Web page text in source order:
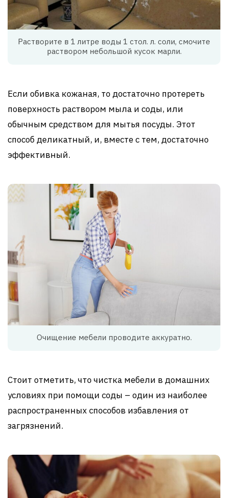
Растворите в 1 литре воды 1 стол. л. соли, смочите
раствором небольшой кусок марли.
Если обивка кожаная, то достаточно протереть
поверхность раствором мыла и соды, или
обычным средством для мытья посуды. Этот
способ деликатный, и, вместе с тем, достаточно
эффективный.
Очищение мебели проводите аккуратно.
Стоит отметить, что чистка мебели в домашних
условиях при помощи соды – один из наиболее
распространенных способов избавления от
загрязнений.